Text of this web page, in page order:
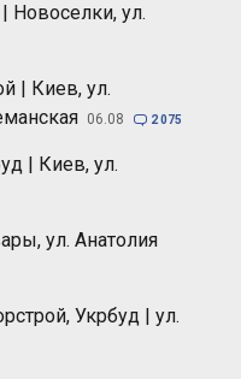
Новоселки, ул.
| Киев, ул.
06.08  2 075
| Киев, ул.
ул. Анатолия
Укрбуд | ул.